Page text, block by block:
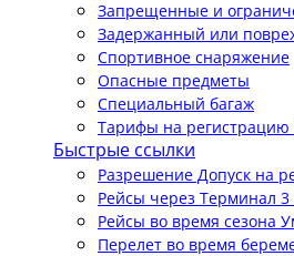
Запрещенные и
Задержанный или
Спортивное снаряжение
Опасные предметы
Специальный багаж
Тарифы на регистрацию
Быстрые ссылки
Разрешение Допуск на
Рейсы через Терминал 3
Рейсы во время сезона
Перелет во время